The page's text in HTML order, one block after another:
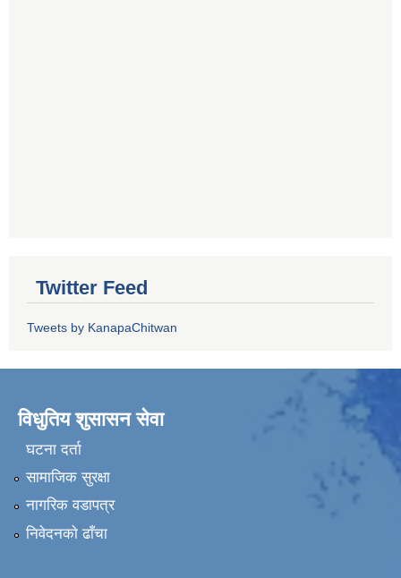
Twitter Feed
Tweets by KanapaChitwan
विधुतिय शुसासन सेवा
घटना दर्ता
सामाजिक सुरक्षा
नागरिक वडापत्र
निवेदनकाे ढाँचा